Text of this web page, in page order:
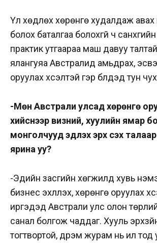
Үл хөдлөх хөрөнгө худалдаж авах
болох баталгаа болохгүй ч
практик утгаараа маш давуу
ялангуяа Австралид амьдрах,
оруулах хүсэлтэй гэр бүлүүдэд тун
-Мөн Австрали улсад хөрөнгө
хийснээр визний, хуулийн ямар
монголчууд эдлэх эрх үүсэх
ярина уу?
-Эдийн засгийн хөгжилд хувь
бизнес эхлүүлэх, хөрөнгө оруулах
иргэдэд Австрали улс олон
санал болгож чаддаг. Хууль
тогтвортой, дүрэм журам нь ил тод